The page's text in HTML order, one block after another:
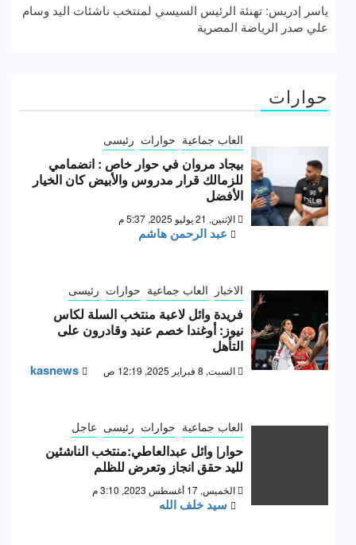
ياسر إدريس: تهنئة الرئيس السيسي لمنتخب ناشئات اليد وسام
علي صدر الرياضة المصرية
حوارات
العاب جماعية حوارات رئيسى
بيجاد مروان في حوار خاص : انضمامي
للزمالك قرار مدروس والأبيض كان الخيار
الأفضل
الإثنين, 21 يوليو 2025, 5:37 م
عبد الرحمن هاشم
الاخبار العاب جماعية حوارات رئيسى
فريدة وائل لاعبة منتخب السلة لكاس
نيوز: أوغندا خصم عنيد وقادرون على
التأهل
السبت, 8 فبراير 2025, 12:19 ص kasnews
العاب جماعية حوارات رئيسى عاجل
حوار| وائل عبدالعاطي:منتخب الناشئين
لليد حقق انجاز وتعرض للظلم
الخميس, 17 أغسطس 2023, 3:10 م
سيد خلف الله